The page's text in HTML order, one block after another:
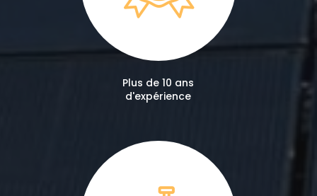
Plus de 10 ans
d'expérience